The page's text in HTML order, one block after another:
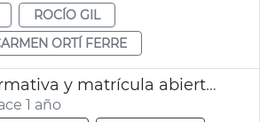
ROCÍO GIL
ORTÍ FERRE
UP oferta formativa y matrícula abierta curso 2025-26
1 año